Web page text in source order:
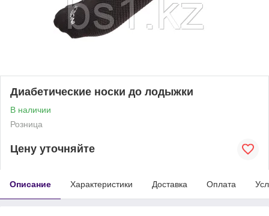
Диабетические носки до лодыжки
В наличии
Розница
Цену уточняйте
Описание Характеристики Доставка Оплата